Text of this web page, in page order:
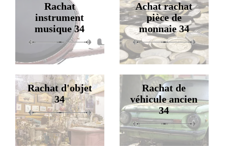
Rachat
instrument
musique 34
Achat rachat
pièce de
monnaie 34
Rachat d'objet
34
Rachat de
véhicule ancien
34